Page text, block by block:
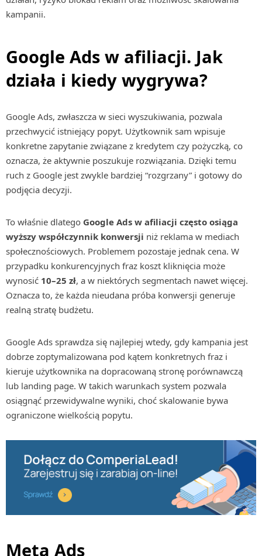
kampanii.
Google Ads w afiliacji. Jak
działa i kiedy wygrywa?
Google Ads, zwłaszcza w sieci wyszukiwania, pozwala
przechwycić istniejący popyt. Użytkownik sam wpisuje
konkretne zapytanie związane z kredytem czy pożyczką, co
oznacza, że aktywnie poszukuje rozwiązania. Dzięki temu
ruch z Google jest zwykle bardziej “rozgrzany” i gotowy do
podjęcia decyzji.
To właśnie dlatego Google Ads w afiliacji często osiąga
wyższy współczynnik konwersji niż reklama w mediach
społecznościowych. Problemem pozostaje jednak cena. W
przypadku konkurencyjnych fraz koszt kliknięcia może
wynosić 10–25 zł, a w niektórych segmentach nawet więcej.
Oznacza to, że każda nieudana próba konwersji generuje
realną stratę budżetu.
Google Ads sprawdza się najlepiej wtedy, gdy kampania jest
dobrze zoptymalizowana pod kątem konkretnych fraz i
kieruje użytkownika na dopracowaną stronę porównawczą
lub landing page. W takich warunkach system pozwala
osiągnąć przewidywalne wyniki, choć skalowanie bywa
ograniczone wielkością popytu.
Meta Ads